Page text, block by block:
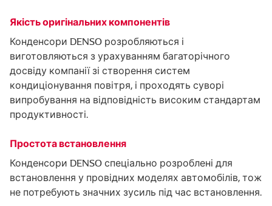
Якість оригінальних компонентів
Конденсори DENSO розробляються і
виготовляються з урахуванням багаторічного
досвіду компанії зі створення систем
кондиціонування повітря, і проходять суворі
випробування на відповідність високим стандартам
продуктивності.
Простота встановлення
Конденсори DENSO спеціально розроблені для
встановлення у провідних моделях автомобілів, тож
не потребують значних зусиль під час встановлення.